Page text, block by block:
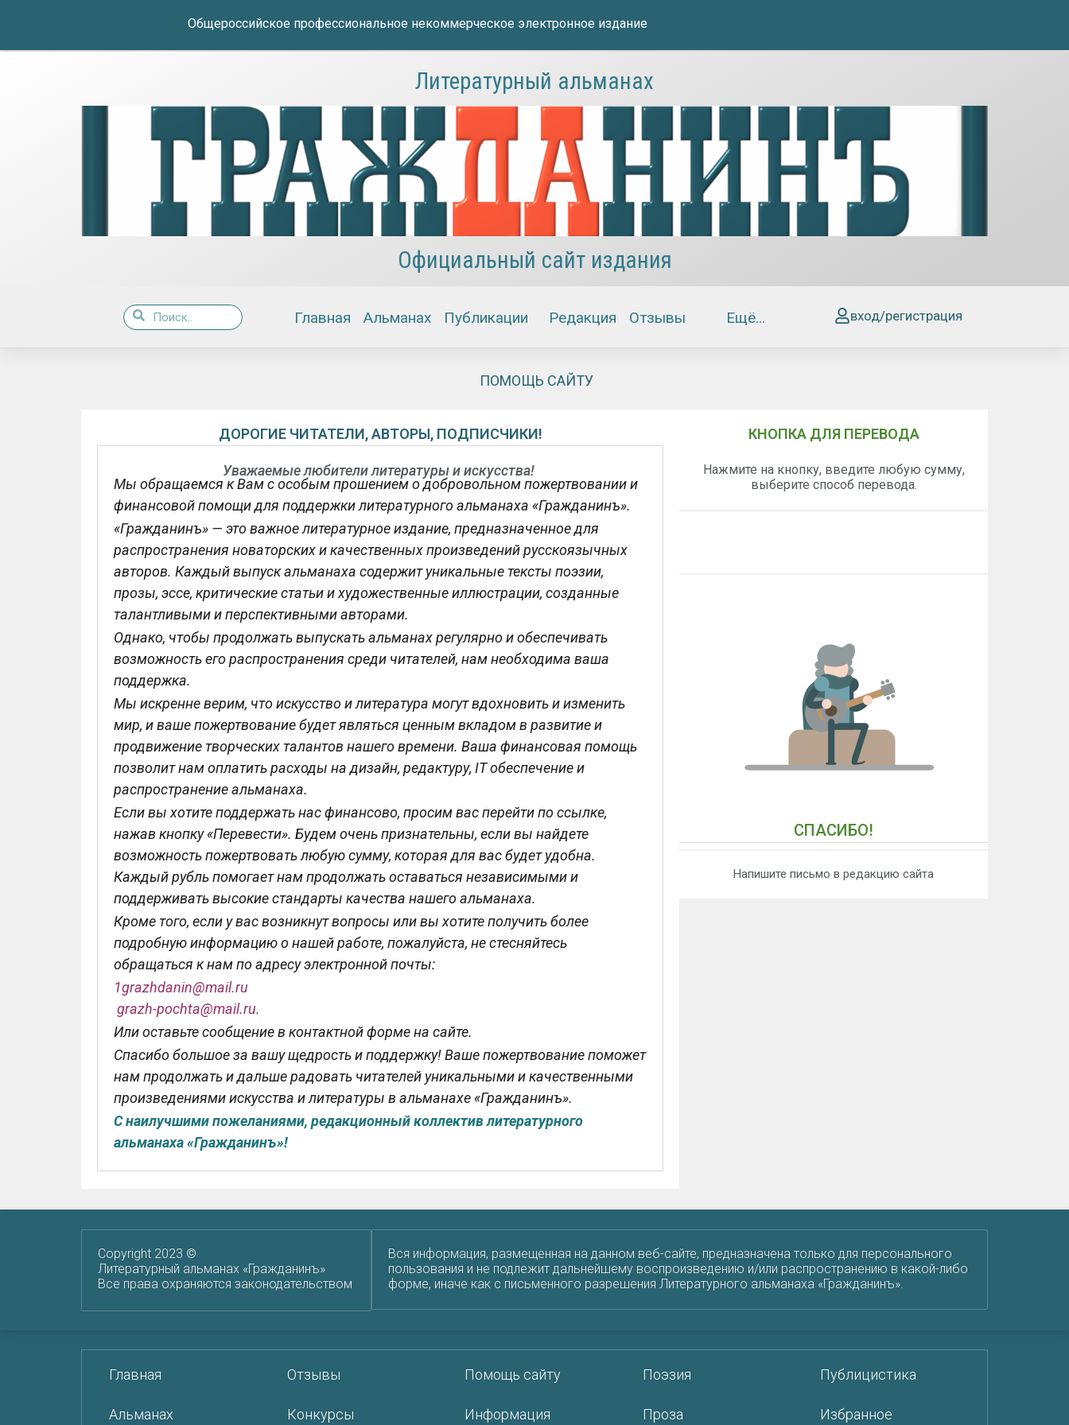
Общероссийское профессиональное некоммерческое электронное издание
Литературный альманах
Официальный сайт издания
Главная Альманах Публикации Редакция Отзывы Ещё… вход/регистрация
ПОМОЩЬ САЙТУ
ДОРОГИЕ ЧИТАТЕЛИ, АВТОРЫ, ПОДПИСЧИКИ!
Уважаемые любители литературы и искусства!
Мы обращаемся к Вам с особым прошением о добровольном пожертвовании и
финансовой помощи для поддержки литературного альманаха «Гражданинъ».
«Гражданинъ» — это важное литературное издание, предназначенное для
распространения новаторских и качественных произведений русскоязычных
авторов. Каждый выпуск альманаха содержит уникальные тексты поэзии,
прозы, эссе, критические статьи и художественные иллюстрации, созданные
талантливыми и перспективными авторами.
Однако, чтобы продолжать выпускать альманах регулярно и обеспечивать
возможность его распространения среди читателей, нам необходима ваша
поддержка.
Мы искренне верим, что искусство и литература могут вдохновить и изменить
мир, и ваше пожертвование будет являться ценным вкладом в развитие и
продвижение творческих талантов нашего времени. Ваша финансовая помощь
позволит нам оплатить расходы на дизайн, редактуру, IT обеспечение и
распространение альманаха.
Если вы хотите поддержать нас финансово, просим вас перейти по ссылке,
нажав кнопку «Перевести». Будем очень признательны, если вы найдете
возможность пожертвовать любую сумму, которая для вас будет удобна.
Каждый рубль помогает нам продолжать оставаться независимыми и
поддерживать высокие стандарты качества нашего альманаха.
Кроме того, если у вас возникнут вопросы или вы хотите получить более
подробную информацию о нашей работе, пожалуйста, не стесняйтесь
обращаться к нам по адресу электронной почты:
1grazhdanin@mail.ru
grazh-pochta@mail.ru.
Или оставьте сообщение в контактной форме на сайте.
Спасибо большое за вашу щедрость и поддержку! Ваше пожертвование поможет
нам продолжать и дальше радовать читателей уникальными и качественными
произведениями искусства и литературы в альманахе «Гражданинъ».
С наилучшими пожеланиями, редакционный коллектив литературного
альманаха «Гражданинъ»!
КНОПКА ДЛЯ ПЕРЕВОДА
Нажмите на кнопку, введите любую сумму,
выберите способ перевода.
СПАСИБО!
Напишите письмо в редакцию сайта
Copyright 2023 ©
Литературный альманах «Гражданинъ»
Все права охраняются законодательством
Вся информация, размещенная на данном веб-сайте, предназначена только для персонального
пользования и не подлежит дальнейшему воспроизведению и/или распространению в какой-либо
форме, иначе как с письменного разрешения Литературного альманаха «Гражданинъ».
Главная
Альманах
Отзывы
Конкурсы
Помощь сайту
Информация
Поэзия
Проза
Публицистика
Избранное